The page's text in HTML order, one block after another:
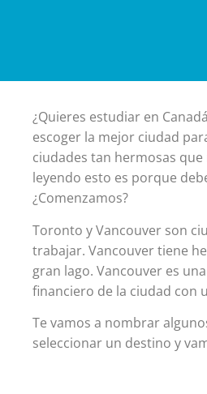
¿Quieres estudiar en
escoger la mejor ciudad
ciudades tan hermosas
leyendo esto es porque
¿Comenzamos?
Toronto y Vancouver son
trabajar. Vancouver tiene
gran lago. Vancouver es
financiero de la ciudad con
Te vamos a nombrar
seleccionar un destino y